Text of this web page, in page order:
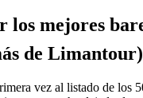
los mejores
de Limantour)
vez al listado de los